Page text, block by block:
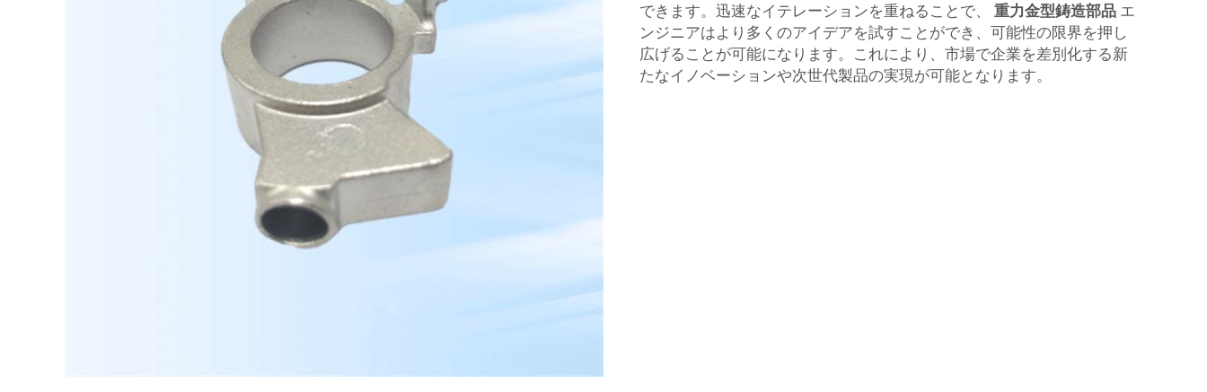
できます。迅速なイテレーションを重ねることで、 重力金型鋳造部品 エ
ンジニアはより多くのアイデアを試すことができ、可能性の限界を押し
広げることが可能になります。これにより、市場で企業を差別化する新
たなイノベーションや次世代製品の実現が可能となります。